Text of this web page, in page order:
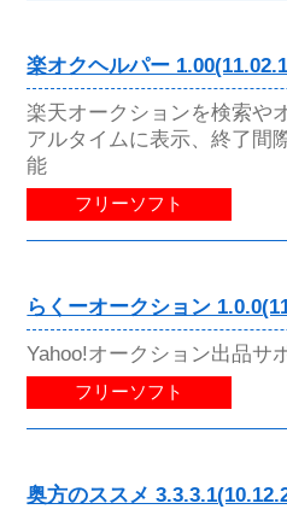
楽オクヘルパー
楽天オークションを検索や
アルタイムに表示、終了間
能
フリーソフト
らくーオークション
Yahoo!オークション出品サ
フリーソフト
奥方のススメ